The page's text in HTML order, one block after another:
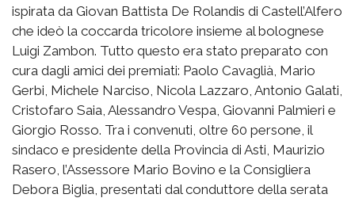
ispirata da Giovan Battista De Rolandis di Castell’Alfero
che ideò la coccarda tricolore insieme al bolognese
Luigi Zambon. Tutto questo era stato preparato con
cura dagli amici dei premiati: Paolo Cavaglià, Mario
Gerbi, Michele Narciso, Nicola Lazzaro, Antonio Galati,
Cristofaro Saia, Alessandro Vespa, Giovanni Palmieri e
Giorgio Rosso. Tra i convenuti, oltre 60 persone, il
sindaco e presidente della Provincia di Asti, Maurizio
Rasero, l’Assessore Mario Bovino e la Consigliera
Debora Biglia, presentati dal conduttore della serata